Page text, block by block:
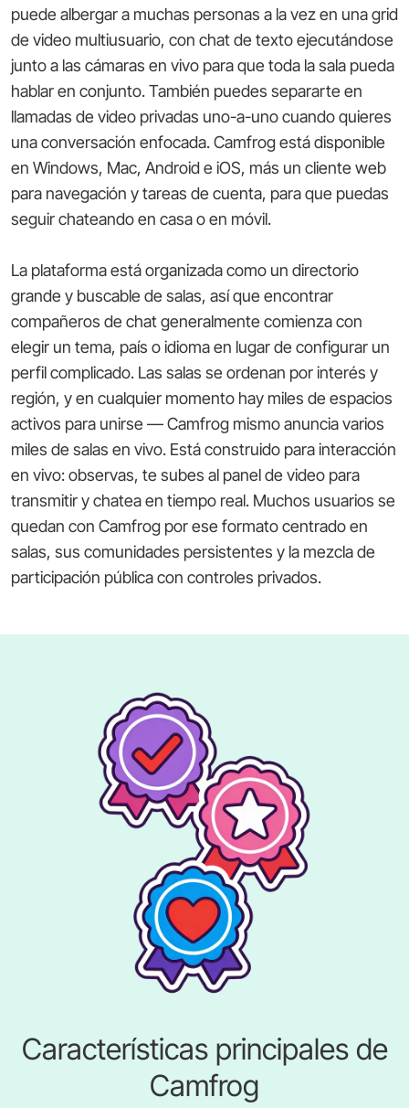
puede albergar a muchas personas a la vez en una grid
de video multiusuario, con chat de texto ejecutándose
junto a las cámaras en vivo para que toda la sala pueda
hablar en conjunto. También puedes separarte en
llamadas de video privadas uno-a-uno cuando quieres
una conversación enfocada. Camfrog está disponible
en Windows, Mac, Android e iOS, más un cliente web
para navegación y tareas de cuenta, para que puedas
seguir chateando en casa o en móvil.
La plataforma está organizada como un directorio
grande y buscable de salas, así que encontrar
compañeros de chat generalmente comienza con
elegir un tema, país o idioma en lugar de configurar un
perfil complicado. Las salas se ordenan por interés y
región, y en cualquier momento hay miles de espacios
activos para unirse — Camfrog mismo anuncia varios
miles de salas en vivo. Está construido para interacción
en vivo: observas, te subes al panel de video para
transmitir y chatea en tiempo real. Muchos usuarios se
quedan con Camfrog por ese formato centrado en
salas, sus comunidades persistentes y la mezcla de
participación pública con controles privados.
Características principales de
Camfrog